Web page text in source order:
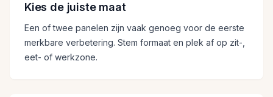
Kies de juiste maat
Een of twee panelen zijn vaak genoeg voor de eerste
merkbare verbetering. Stem formaat en plek af op zit-,
eet- of werkzone.